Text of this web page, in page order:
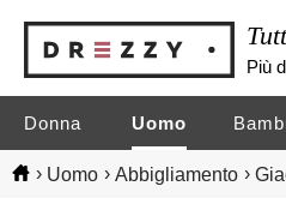
Più
Donna Uomo
› Uomo › Abbigliamento ›